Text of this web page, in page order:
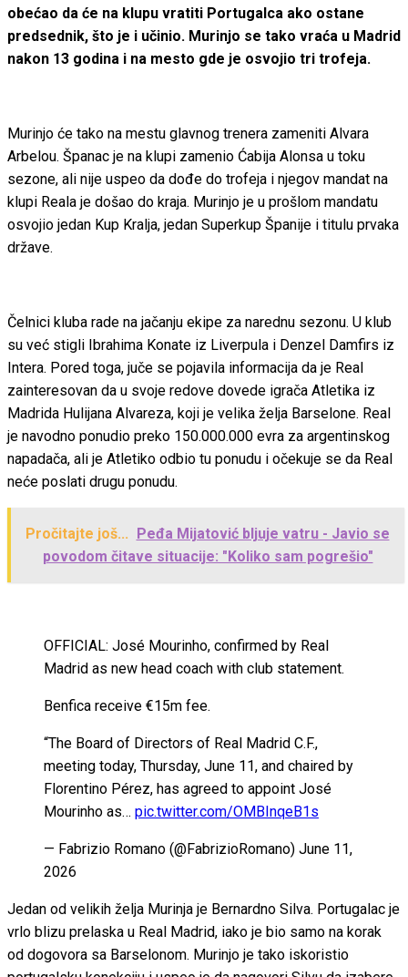
obećao da će na klupu vratiti Portugalca ako ostane
predsednik, što je i učinio. Murinjo se tako vraća u Madrid
nakon 13 godina i na mesto gde je osvojio tri trofeja.
Murinjo će tako na mestu glavnog trenera zameniti Alvara
Arbelou. Španac je na klupi zamenio Ćabija Alonsa u toku
sezone, ali nije uspeo da dođe do trofeja i njegov mandat na
klupi Reala je došao do kraja. Murinjo je u prošlom mandatu
osvojio jedan Kup Kralja, jedan Superkup Španije i titulu prvaka
države.
Čelnici kluba rade na jačanju ekipe za narednu sezonu. U klub
su već stigli Ibrahima Konate iz Liverpula i Denzel Damfirs iz
Intera. Pored toga, juče se pojavila informacija da je Real
zainteresovan da u svoje redove dovede igrača Atletika iz
Madrida Hulijana Alvareza, koji je velika želja Barselone. Real
je navodno ponudio preko 150.000.000 evra za argentinskog
napadača, ali je Atletiko odbio tu ponudu i očekuje se da Real
neće poslati drugu ponudu.
Pročitajte još... Peđa Mijatović bljuje vatru - Javio se
povodom čitave situacije: "Koliko sam pogrešio"
OFFICIAL: José Mourinho, confirmed by Real
Madrid as new head coach with club statement.
Benfica receive €15m fee.
“The Board of Directors of Real Madrid C.F.,
meeting today, Thursday, June 11, and chaired by
Florentino Pérez, has agreed to appoint José
Mourinho as… pic.twitter.com/OMBInqeB1s
— Fabrizio Romano (@FabrizioRomano) June 11,
2026
Jedan od velikih želja Murinja je Bernardno Silva. Portugalac je
vrlo blizu prelaska u Real Madrid, iako je bio samo na korak
od dogovora sa Barselonom. Murinjo je tako iskoristio